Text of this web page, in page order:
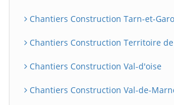
Chantiers Construction Tarn-et-
Chantiers Construction Territoire
Chantiers Construction Val-d'oise
Chantiers Construction Val-de-